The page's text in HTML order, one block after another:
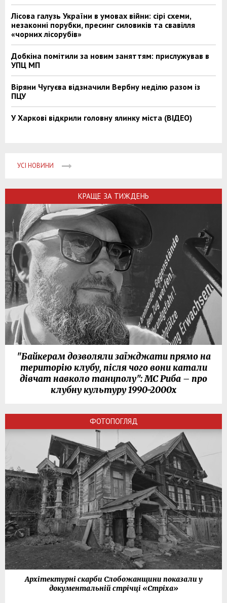
Лісова галузь України в умовах війни: сірі схеми,
незаконні порубки, пресинг силовиків та свавілля
«чорних лісорубів»
Добкіна помітили за новим заняттям: прислужував в
УПЦ МП
Віряни Чугуєва відзначили Вербну неділю разом із
ПЦУ
У Харкові відкрили головну ялинку міста (ВІДЕО)
УСІ НОВИНИ
КРАЩЕ ЗА ТИЖДЕНЬ
"Байкерам дозволяли заїжджати прямо на
територію клубу, після чого вони катали
дівчат навколо танцполу": МС Риба – про
клубну культуру 1990-2000х
ФОТОПОГЛЯД
Архітектурні скарби Слобожанщини показали у
документальній стрічці «Стріха»